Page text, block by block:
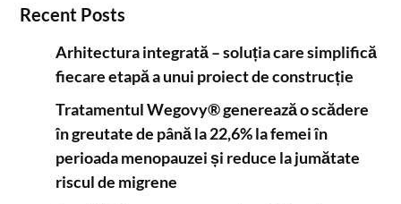
Recent Posts
Arhitectura integrată – soluția care simplifică
fiecare etapă a unui proiect de construcție
Tratamentul Wegovy® generează o scădere
în greutate de până la 22,6% la femei în
perioada menopauzei și reduce la jumătate
riscul de migrene